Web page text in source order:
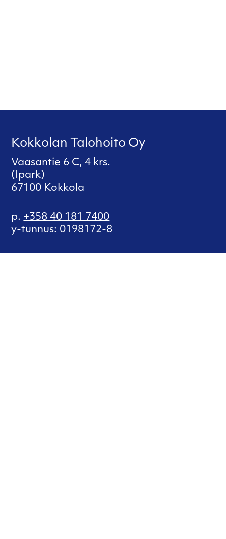
Kokkolan Talohoito Oy
Vaasantie 6 C, 4 krs.
(Ipark)
67100 Kokkola
p. +358 40 181 7400
y-tunnus: 0198172-8